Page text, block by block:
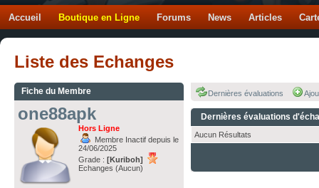
Accueil Boutique en Ligne Forums News Articles
Liste des Echanges
Fiche du Membre
one88apk
Hors Ligne
Membre Inactif depuis le
24/06/2025
Grade : [Kuriboh]
Echanges (Aucun)
Dernières évaluations
Dernières évaluations
Aucun Résultats